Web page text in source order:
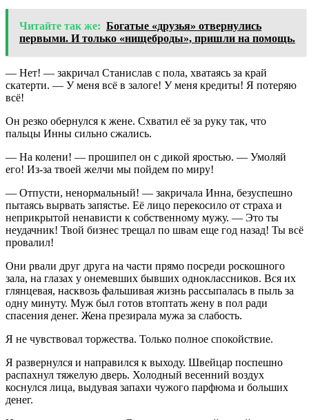
Читайте так же: Богатые «друзья» отвернулись
первыми. И только «нищеброды», пришли на помощь.
— Нет! — закричал Станислав с пола, хватаясь за край
скатерти. — У меня всё в залоге! У меня кредиты! Я потеряю
всё!
Он резко обернулся к жене. Схватил её за руку так, что
пальцы Инны сильно сжались.
— На колени! — прошипел он с дикой яростью. — Умоляй
его! Из-за твоей желчи мы пойдем по миру!
— Отпусти, ненормальный! — закричала Инна, безуспешно
пытаясь вырвать запястье. Её лицо перекосило от страха и
неприкрытой ненависти к собственному мужу. — Это ты
неудачник! Твой бизнес трещал по швам еще год назад! Ты всё
провалил!
Они рвали друг друга на части прямо посреди роскошного
зала, на глазах у онемевших бывших одноклассников. Вся их
глянцевая, насквозь фальшивая жизнь рассыпалась в пыль за
одну минуту. Муж был готов втоптать жену в пол ради
спасения денег. Жена презирала мужа за слабость.
Я не чувствовал торжества. Только полное спокойствие.
Я развернулся и направился к выходу. Швейцар поспешно
распахнул тяжелую дверь. Холодный весенний воздух
коснулся лица, выдувая запахи чужого парфюма и больших
денег.